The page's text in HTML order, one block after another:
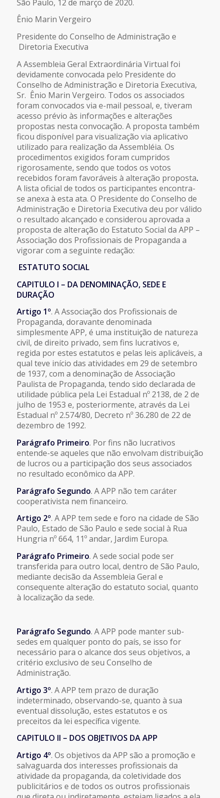
São Paulo, 12 de março de 2020.
Ênio Marin Vergeiro
Presidente do Conselho de Administração e
Diretoria Executiva
A Assembleia Geral Extraordinária Virtual foi
devidamente convocada pelo Presidente do
Conselho de Administração e Diretoria Executiva,
Sr. Ênio Marin Vergeiro. Todos os associados
foram convocados via e-mail pessoal, e, tiveram
acesso prévio às informações e alterações
propostas nesta convocação. A proposta também
ficou disponível para visualização via aplicativo
utilizado para realização da Assembléia. Os
procedimentos exigidos foram cumpridos
rigorosamente, sendo que todos os votos
recebidos foram favoráveis à alteração proposta.
A lista oficial de todos os participantes encontra-
se anexa à esta ata. O Presidente do Conselho de
Administração e Diretoria Executiva deu por válido
o resultado alcançado e considerou aprovada a
proposta de alteração do Estatuto Social da APP –
Associação dos Profissionais de Propaganda a
vigorar com a seguinte redação:
ESTATUTO SOCIAL
CAPITULO I – DA DENOMINAÇÃO, SEDE E
DURAÇÃO
Artigo 1º. A Associação dos Profissionais de
Propaganda, doravante denominada
simplesmente APP, é uma instituição de natureza
civil, de direito privado, sem fins lucrativos e‚
regida por estes estatutos e pelas leis aplicáveis, a
qual teve início das atividades em 29 de setembro
de 1937, com a denominação de Associação
Paulista de Propaganda, tendo sido declarada de
utilidade pública pela Lei Estadual nº 2138, de 2 de
julho de 1953 e, posteriormente, através da Lei
Estadual nº 2.574/80, Decreto nº 36.280 de 22 de
dezembro de 1992.
Parágrafo Primeiro. Por fins não lucrativos
entende-se aqueles que não envolvam distribuição
de lucros ou a participação dos seus associados
no resultado econômico da APP.
Parágrafo Segundo. A APP não tem caráter
cooperativista nem financeiro.
Artigo 2º. A APP tem sede e foro na cidade de São
Paulo, Estado de São Paulo e sede social à Rua
Hungria nº 664, 11º andar, Jardim Europa.
Parágrafo Primeiro. A sede social pode ser
transferida para outro local, dentro de São Paulo,
mediante decisão da Assembleia Geral e
consequente alteração do estatuto social, quanto
à localização da sede.
Parágrafo Segundo. A APP pode manter sub-
sedes em qualquer ponto do país, se isso for
necessário para o alcance dos seus objetivos, a
critério exclusivo de seu Conselho de
Administração.
Artigo 3º. A APP tem prazo de duração
indeterminado, observando-se, quanto à sua
eventual dissolução, estes estatutos e os
preceitos da lei específica vigente.
CAPITULO II – DOS OBJETIVOS DA APP
Artigo 4º. Os objetivos da APP são a promoção e
salvaguarda dos interesses profissionais da
atividade da propaganda, da coletividade dos
publicitários e de todos os outros profissionais